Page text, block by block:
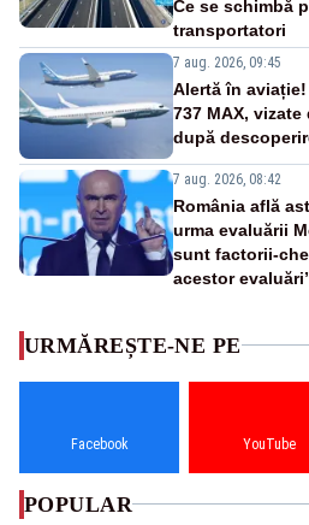
Ce se schimbă
transportatori
7 aug. 2026, 09:45
Alertă în
737 MAX,
după
7 aug. 2026, 08:42
România află
urma evaluării
sunt factorii-
acestor
URMĂREȘTE-NE PE
Facebook YouTube
POPULAR